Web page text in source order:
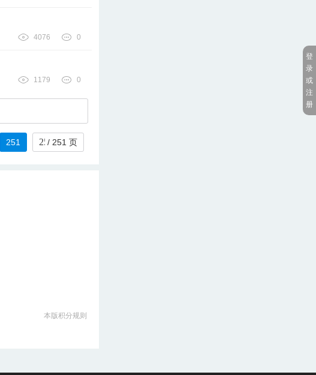
4076 0
1179 0
251 / 251 页
本版积分规则
登
录
或
注
册